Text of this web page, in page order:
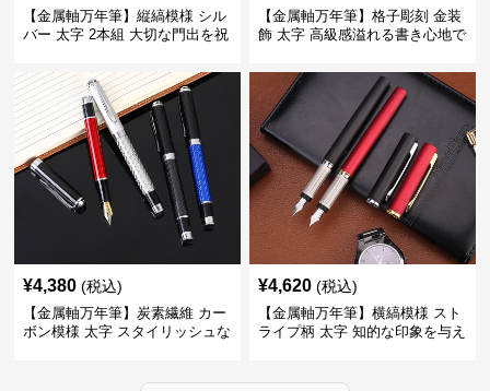
【金属軸万年筆】縦縞模様 シル
バー 太字 2本組 大切な門出を祝
ト
【金属軸万年筆】格子彫刻 金装
飾 太字 高級感溢れる書き心地で
¥4,380 (税込)
【金属軸万年筆】炭素繊維 カー
ボン模様 太字 スタイリッシュな
¥4,620 (税込)
【金属軸万年筆】横縞模様 スト
ライプ柄 太字 知的な印象を与え